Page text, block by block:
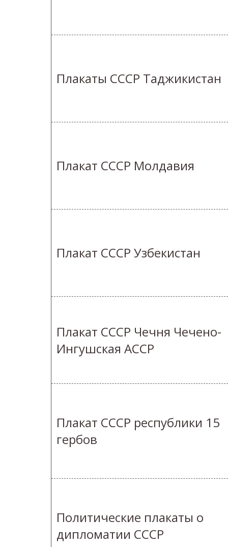
Плакаты СССР Таджикистан
Плакат СССР Молдавия
Плакат СССР Узбекистан
Плакат СССР Чечня Чечено-
Ингушская АССР
Плакат СССР республики 15
гербов
Политические плакаты о
дипломатии СССР